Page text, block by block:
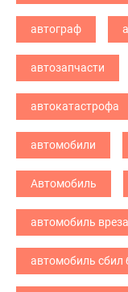
автограф
автозапчасти
автокатастрофа
автомобили
Автомобиль
автомобиль
автомобиль сбил